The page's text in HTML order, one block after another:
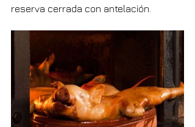
reserva cerrada con antelación.